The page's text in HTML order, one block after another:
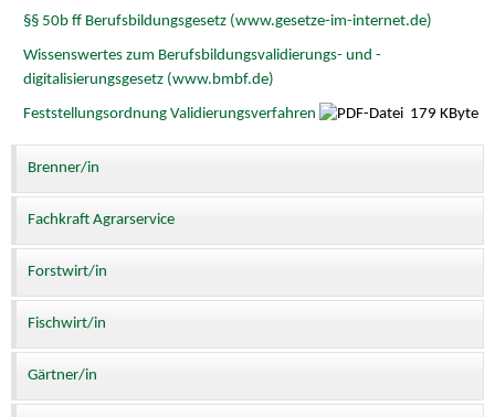
§§ 50b ff Berufsbildungsgesetz (www.gesetze-im-internet.de)
Wissenswertes zum Berufsbildungsvalidierungs- und -
digitalisierungsgesetz (www.bmbf.de)
Feststellungsordnung Validierungsverfahren 179 KByte
Brenner/in
Fachkraft Agrarservice
Forstwirt/in
Fischwirt/in
Gärtner/in